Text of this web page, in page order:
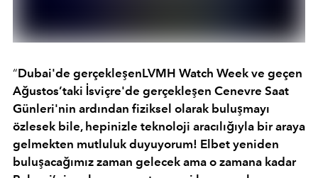
“Dubai'de gerçekleşenLVMH Watch Week ve geçen
Ağustos’taki İsviçre'de gerçekleşen Cenevre Saat
Günleri'nin ardından fiziksel olarak buluşmayı
özlesek bile, hepinizle teknoloji aracılığıyla bir araya
gelmekten mutluluk duyuyorum! Elbet yeniden
buluşacağımız zaman gelecek ama o zamana kadar